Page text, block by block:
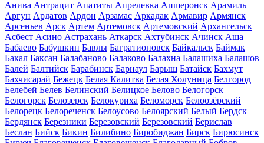
Анива Антрацит Апатиты Апрелевка Апшеронск Арамиль
Аргун Ардатов Ардон Арзамас Аркадак Армавир Армянск
Арсеньев Арск Артем Артемовск Артемовский Архангельск
Асбест Асино Астрахань Аткарск Ахтубинск Ачинск Аша
Бабаево Бабушкин Бавлы Багратионовск Байкальск Баймак
Бакал Баксан Балабаново Балаково Балахна Балашиха Балашов
Балей Балтийск Барабинск Барнаул Барыш Батайск Бахмут
Бахчисарай Бежецк Белая Калитва Белая Холуница Белгород
Белебей Белев Белинский Белицкое Белово Белогорск
Белогорск Белозерск Белокуриха Беломорск Белоозёрский
Белорецк Белореченск Белоусово Белоярский Белый Бердск
Бердянск Березники Березовский Березовский Берислав
Беслан Бийск Бикин Билибино Биробиджан Бирск Бирюсинск